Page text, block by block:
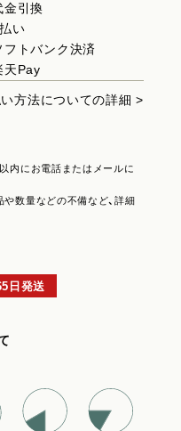
金引換
い
フトバンク決済
天Pay
方法についての詳細 >
内にお電話またはメールに
や数量などの不備など、詳細
日発送